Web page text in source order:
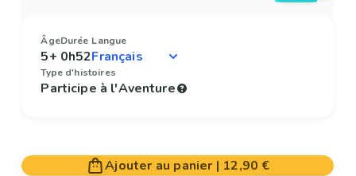
Âge
5+
Durée
0h52
Langue
Type d'histoires
Participe à l'Aventure
Ajouter au panier | 12,90 €